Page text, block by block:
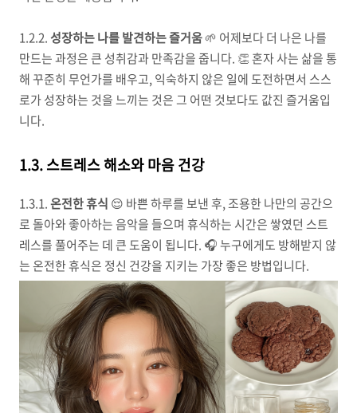
1.2.2.성장하는 나를 발견하는 즐거움🌱 어제보다 더 나은 나를
만드는 과정은 큰 성취감과 만족감을 줍니다. 👏 혼자 사는 삶을 통
해 꾸준히 무언가를 배우고, 익숙하지 않은 일에 도전하면서 스스
로가 성장하는 것을 느끼는 것은 그 어떤 것보다도 값진 즐거움입
니다.
1.3. 스트레스 해소와 마음 건강
1.3.1.온전한 휴식 😌 바쁜 하루를 보낸 후, 조용한 나만의 공간으
로 돌아와 좋아하는 음악을 들으며 휴식하는 시간은 쌓였던 스트
레스를 풀어주는 데 큰 도움이 됩니다. 🎧 누구에게도 방해받지 않
는 온전한 휴식은 정신 건강을 지키는 가장 좋은 방법입니다.